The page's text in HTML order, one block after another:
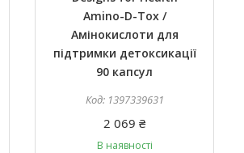
Amino-D-Tox /
Амінокислоти для
підтримки детоксикації
90 капсул
1397339631
2 069 ₴
В наявності